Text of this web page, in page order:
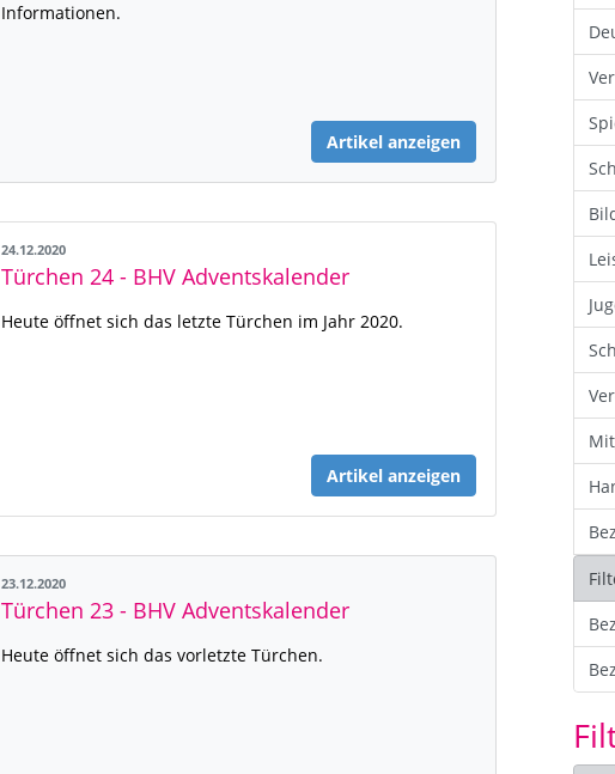
Informationen.
Artikel anzeigen
24.12.2020
Türchen 24 - BHV Adventskalender
Heute öffnet sich das letzte Türchen im Jahr 2020.
Artikel anzeigen
23.12.2020
Türchen 23 - BHV Adventskalender
Heute öffnet sich das vorletzte Türchen.